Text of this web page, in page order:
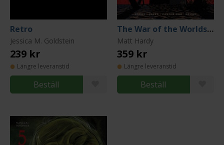
Retro
Jessica M. Goldstein
239 kr
Längre leveranstid
Beställ
The War of the Worlds: Thunder Child
Matt Hardy
359 kr
Längre leveranstid
Beställ